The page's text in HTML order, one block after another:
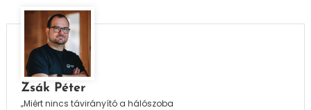
Zsák Péter
„Miért nincs távirányító a hálószoba